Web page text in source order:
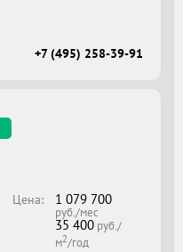
+7 (495) 258-39-91
Цена: 1 079 700
руб./мес
35 400руб./
м2/год